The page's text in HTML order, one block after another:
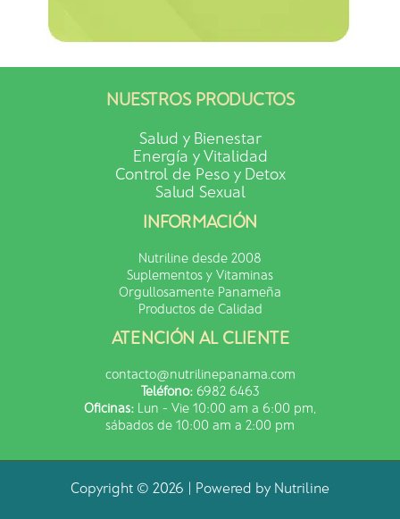
NUESTROS PRODUCTOS
Salud y Bienestar
Energía y Vitalidad
Control de Peso y Detox
Salud Sexual
INFORMACIÓN
Nutriline desde 2008
Suplementos y Vitaminas
Orgullosamente Panameña
Productos de Calidad
ATENCIÓN AL CLIENTE
contacto@nutrilinepanama.com
Teléfono:6982 6463
Oficinas: Lun - Vie 10:00 am a 6:00 pm,
sábados de 10:00 am a 2:00 pm
Copyright © 2026 | Powered by Nutriline